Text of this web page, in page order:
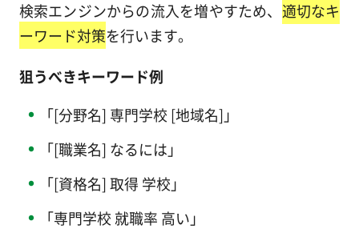
検索エンジンからの流入を増やすため、 適切なキ
ーワード対策を行います。
狙うべきキーワード例
「[分野名] 専門学校 [地域名]」
「[職業名] なるには」
「[資格名] 取得 学校」
「専門学校 就職率 高い」